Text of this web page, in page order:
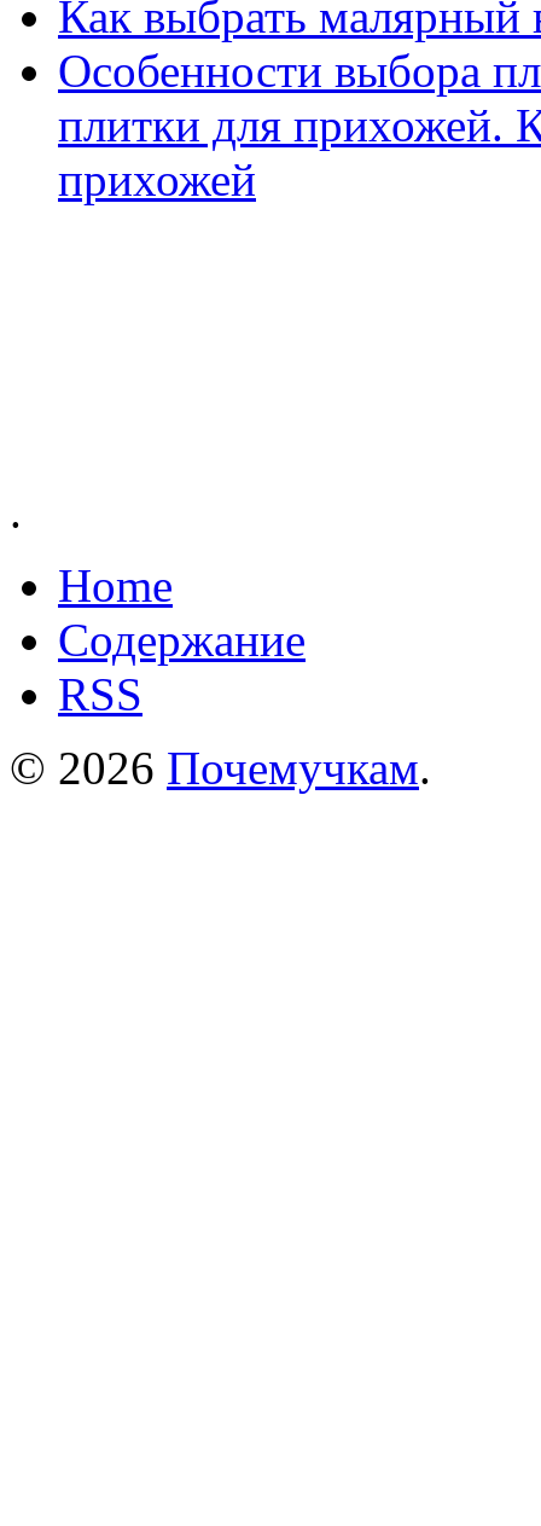
Как выбрать малярный
Особенности выбора
плитки для прихожей.
прихожей
.
Home
Содержание
RSS
© 2026 Почемучкам.